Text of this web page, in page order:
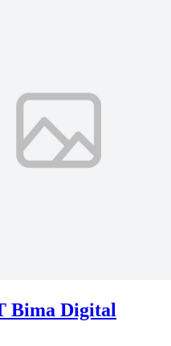
Bima Digital